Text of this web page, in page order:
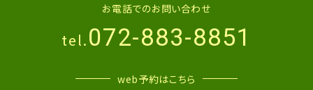
お電話でのお問い合わせ
tel.072-883-8851
web予約はこちら